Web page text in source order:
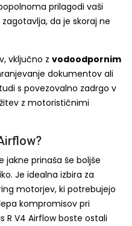
prilagodi vaši
da je skoraj ne
vključno z vodoodpornim
dokumentov ali
s povezovalno zadrgo v
z motorističnimi
prinaša še boljše
Je idealna izbira za
motorjev, ki potrebujejo
kompromisov pri
R V4 Airflow boste ostali